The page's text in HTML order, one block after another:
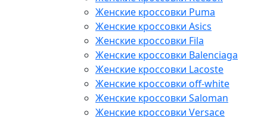
Женские кроссовки Puma
Женские кроссовки Asics
Женские кроссовки Fila
Женские кроссовки Balenciaga
Женские кроссовки Lacoste
Женские кроссовки off-white
Женские кроссовки Saloman
Женские кроссовки Versace